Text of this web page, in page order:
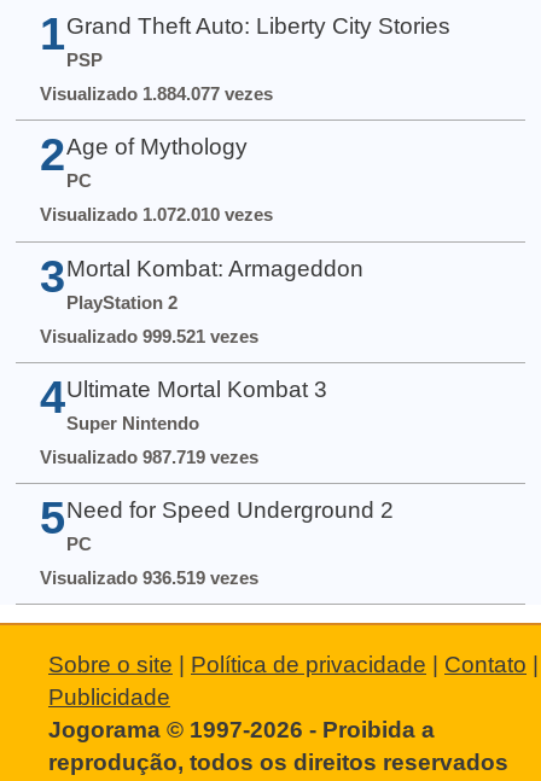
1 Grand Theft Auto: Liberty City Stories
PSP
Visualizado 1.884.077 vezes
2 Age of Mythology
PC
Visualizado 1.072.010 vezes
3 Mortal Kombat: Armageddon
PlayStation 2
Visualizado 999.521 vezes
4 Ultimate Mortal Kombat 3
Super Nintendo
Visualizado 987.719 vezes
5 Need for Speed Underground 2
PC
Visualizado 936.519 vezes
Sobre o site Política de privacidade Contato
Publicidade
Jogorama © 1997-2026 - Proibida a
reprodução, todos os direitos reservados